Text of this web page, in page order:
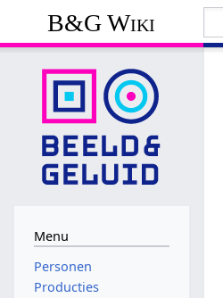
B&G Wiki
Menu
Personen
Producties